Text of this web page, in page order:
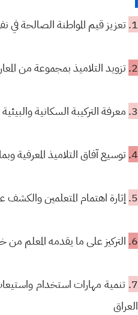
1. تعزيز قيم المواطنة الصالحة
2. تزويد التلاميذ بمجموعة من
3. معرفة التركيبة السكانية
4. توسيع آفاق التلاميذ المعرفية
5. إثارة اهتمام المتعلمين
6. التركيز على ما يقدمه المعلم من
7. تنمية مهارات استخدام
العراق